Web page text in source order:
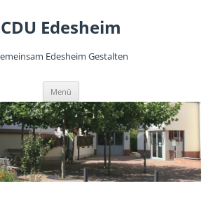
CDU Edesheim
Edesheim Gestalten
Menü
springen